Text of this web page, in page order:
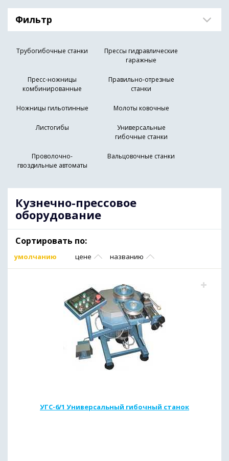
Фильтр
Трубогибочные станки
Прессы гидравлические
гаражные
Пресс-ножницы
комбинированные
Правильно-отрезные
станки
Ножницы гильотинные Молоты ковочные
Листогибы
Универсальные
гибочные станки
Проволочно-
гвоздильные автоматы
Вальцовочные станки
Кузнечно-прессовое
оборудование
Сортировать по:
умолчанию цене названию
УГС-6/1 Универсальный гибочный станок